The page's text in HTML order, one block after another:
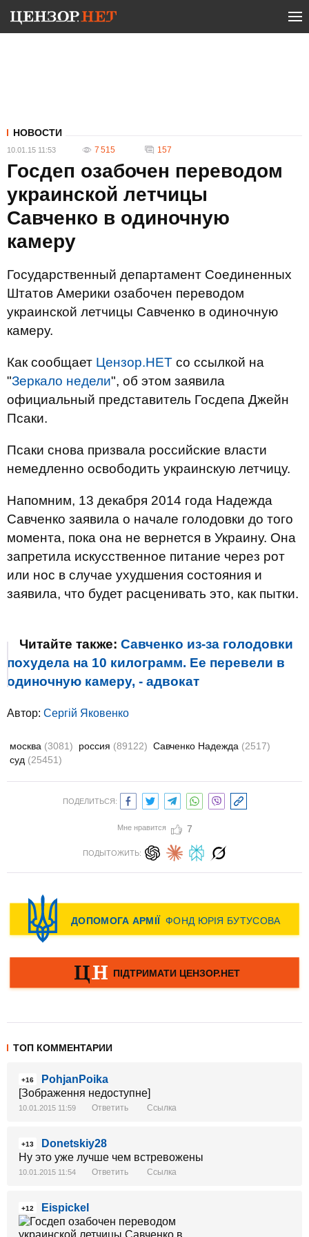
НОВОСТИ
10.01.15 11:53 7 515 157
Госдеп озабочен переводом
украинской летчицы
Савченко в одиночную
камеру
Государственный департамент Соединенных
Штатов Америки озабочен переводом
украинской летчицы Савченко в одиночную
камеру.
Как сообщает Цензор.НЕТ со ссылкой на
"Зеркало недели", об этом заявила
официальный представитель Госдепа Джейн
Псаки.
Псаки снова призвала российские власти
немедленно освободить украинскую летчицу.
Напомним, 13 декабря 2014 года Надежда
Савченко заявила о начале голодовки до того
момента, пока она не вернется в Украину. Она
запретила искусственное питание через рот
или нос в случае ухудшения состояния и
заявила, что будет расценивать это, как пытки.
Читайте также: Савченко из-за голодовки
похудела на 10 килограмм. Ее перевели в
одиночную камеру, - адвокат
Автор: Сергій Яковенко
москва (3081) россия (89122) Савченко Надежда (2517)
суд (25451)
ПОДЕЛИТЬСЯ:
Мне нравится 7
ПОДЫТОЖИТЬ:
ТОП КОММЕНТАРИИ
+16
PohjanPoika
[Зображення недоступне]
10.01.2015 11:59 Ответить Ссылка
+13
Donetskiy28
Ну это уже лучше чем встревожены
10.01.2015 11:54 Ответить Ссылка
+12 Eispickel